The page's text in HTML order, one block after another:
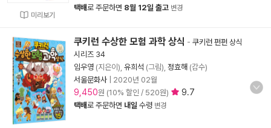
미리보기
택배로 주문하면 8월 12일 출고 변경
쿠키런 수상한 모험 과학 상식 - 쿠키런 펀펀 상식
시리즈 34
임우영 (지은이), 유희석 (그림), 정효해 (감수)
서울문화사
2020년 02월
9,450원 (10% 할인 / 520원) 9.7
택배로 주문하면 내일 수령 변경